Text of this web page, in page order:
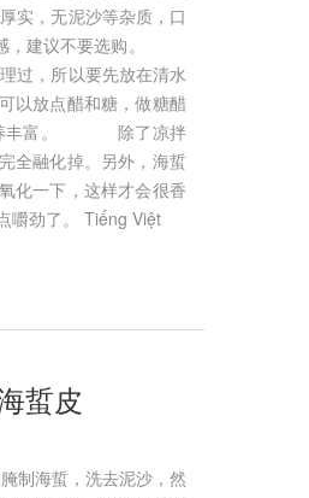
，无泥沙等杂质，口
感，建议不要选购。
，所以要先放在清水
以放点醋和糖，做糖醋
营养丰富。 除了凉拌
全融化掉。另外，海蜇
化一下，这样才会很香
嚼劲了。 Tiếng Việt
蜇皮
制海蜇，洗去泥沙，然